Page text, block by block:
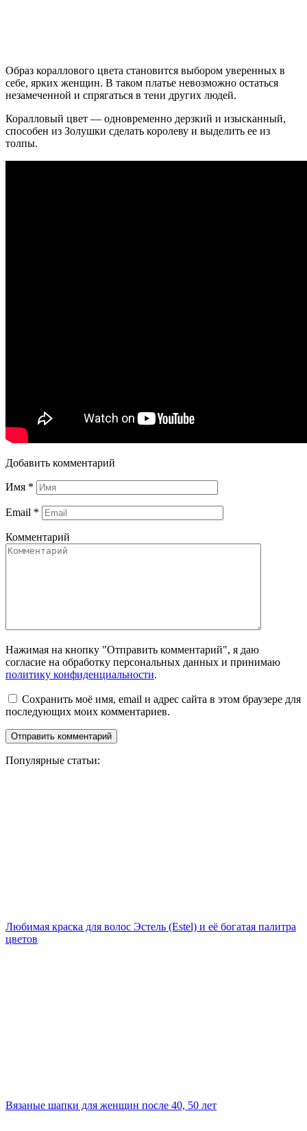
Образ кораллового цвета становится выбором уверенных в
себе, ярких женщин. В таком платье невозможно остаться
незамеченной и спрягаться в тени других людей.
Коралловый цвет — одновременно дерзкий и изысканный,
способен из Золушки сделать королеву и выделить ее из
толпы.
Добавить комментарий
Имя *
Email *
Комментарий
Нажимая на кнопку "Отправить комментарий", я даю
согласие на обработку персональных данных и принимаю
политику конфиденциальности.
Сохранить моё имя, email и адрес сайта в этом браузере для
последующих моих комментариев.
Популярные статьи:
Любимая краска для волос Эстель (Estel) и её богатая палитра
цветов
Вязаные шапки для женщин после 40, 50 лет